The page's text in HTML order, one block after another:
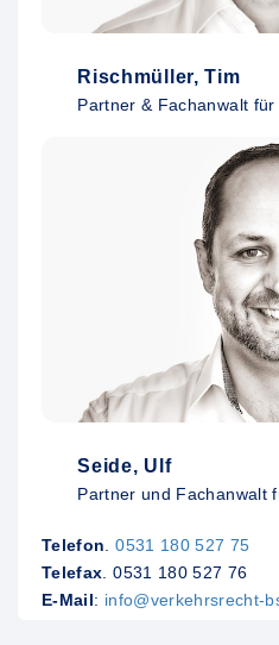
Rischmüller, Tim
Partner & Fachanwalt
Seide, Ulf
Partner und Fachanwalt
Telefon .0531 180 527 75
Telefax . 0531 180 527 76
E-Mail: info@verkehrsrecht-